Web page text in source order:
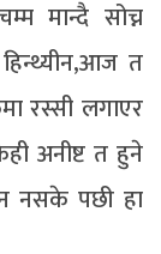
मान्दै सोच्न
त
रस्सी लगाएर
अनीष्ट त हुने
नसके पछी हा